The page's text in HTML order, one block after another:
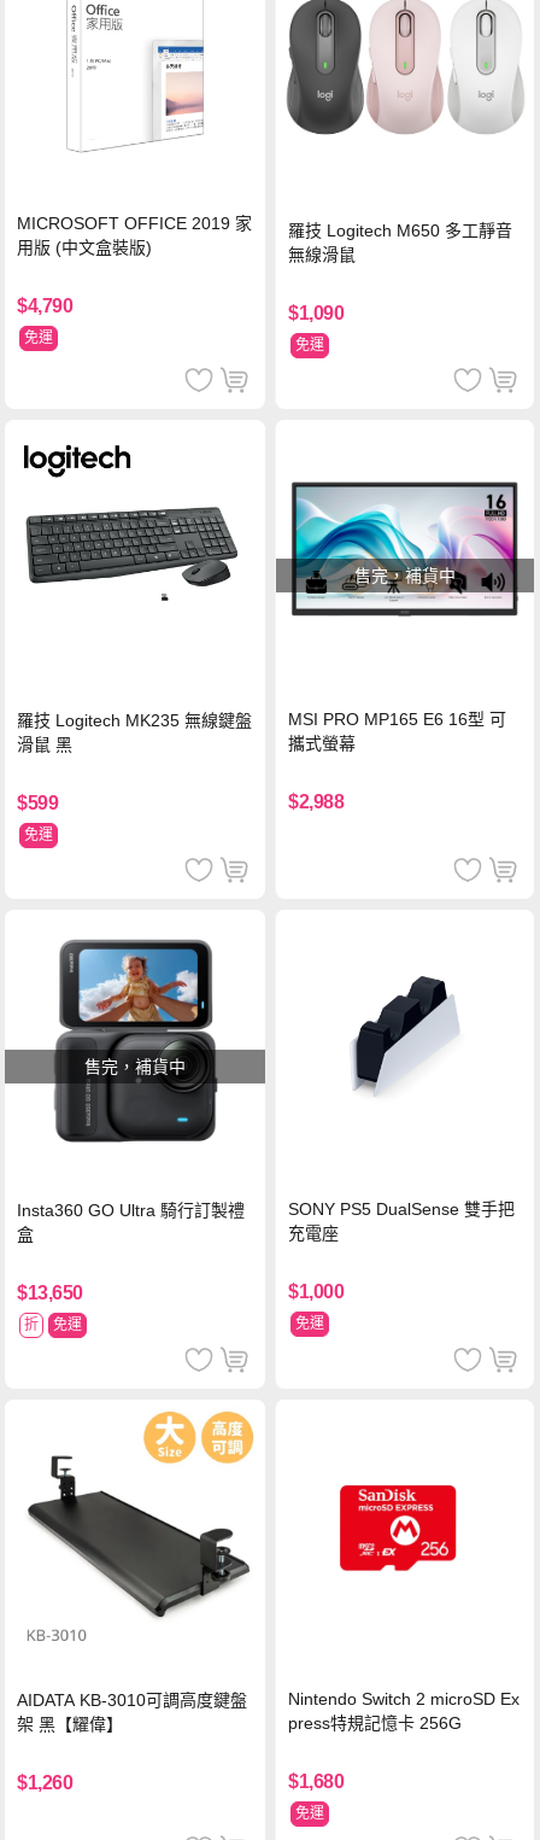
MICROSOFT OFFICE 2019 家
用版 (中文盒裝版)
$4,790
免運
羅技 Logitech M650 多工靜音
無線滑鼠
$1,090
免運
羅技 Logitech MK235 無線鍵盤
滑鼠 黑
$599
免運
售完，補貨中
MSI PRO MP165 E6 16型 可
攜式螢幕
$2,988
售完，補貨中
Insta360 GO Ultra 騎行訂製禮
盒
$13,650
折 免運
SONY PS5 DualSense 雙手把
充電座
$1,000
免運
AIDATA KB-3010可調高度鍵盤
架 黑【耀偉】
$1,260
Nintendo Switch 2 microSD Ex
press特規記憶卡 256G
$1,680
免運